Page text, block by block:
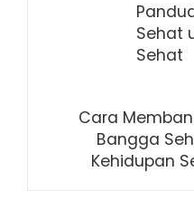
Sehat
Sehat
Cara
Bangga
Kehidupan